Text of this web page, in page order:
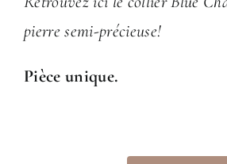
pierre semi-précieuse!
Pièce unique.